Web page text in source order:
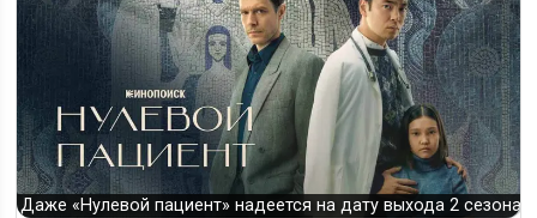
Даже «Нулевой пациент» надеется на дату выхода 2 сезона